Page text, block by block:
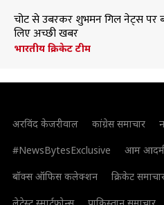
चोट से उबरकर शुभमन गिल नेट्स पर
लिए अच्छी खबर
भारतीय क्रिकेट टीम
अरविंद केजरीवाल कांग्रेस समाचार
#NewsBytesExclusive
आम आदमी
बॉक्स ऑफिस कलेक्शन
क्रिकेट